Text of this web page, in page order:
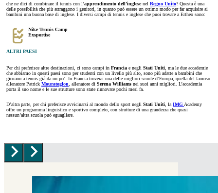
che ne dici di combinare il tennis con l’apprendimento dell’inglesenel Regno Unito? Questa è una
delle possibilità che più attraggono i genitori, in quanto può essere un ottimo modo per far acquisire ai
bambini una buona base di inglese. I diversi campi di tennis e inglese che puoi trovare a Ertheo sono:
Nike Tennis Camp
Exsportise
ALTRI PAESI
Per chi preferisce altre destinazioni, ci sono campi in Francia e negli Stati Uniti , ma le due accademie
che abbiamo in questi paesi sono per studenti con un livello più alto, sono più adatte a bambini che
giocano a tennis già da un po’. In Francia troverai una delle migliori scuole d’Europa, quella del famoso
allenatore Patrick Mouratoglou , allenatore di Serena Williams nei suoi anni migliori. L’accademia
porta il suo nome e le sue strutture sono state rinnovate pochi mesi fa.
D’altra parte, per chi preferisce avvicinarsi al mondo dello sport negli Stati Uniti , la IMG Academy
offre un programma linguistico e sportivo completo, con strutture di una grandezza che quasi
nessun’altra scuola può eguagliare.